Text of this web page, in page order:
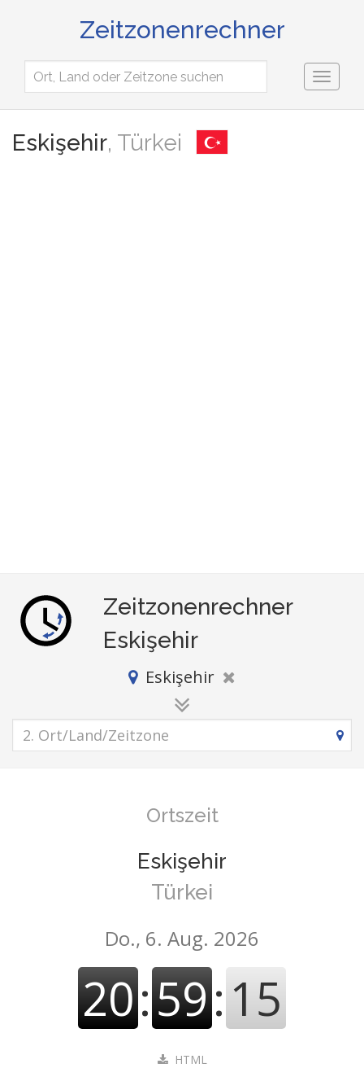
Zeitzonenrechner
Toggle
Eskişehir, Türkei
Zeitzonenrechner
Eskişehir
Eskişehir
Ortszeit
Eskişehir
Türkei
Do., 6. Aug. 2026
20:59:16
HTML